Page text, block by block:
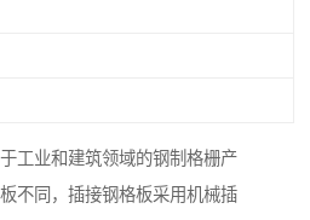
工业和建筑领域的钢制格栅产
不同，插接钢格板采用机械插